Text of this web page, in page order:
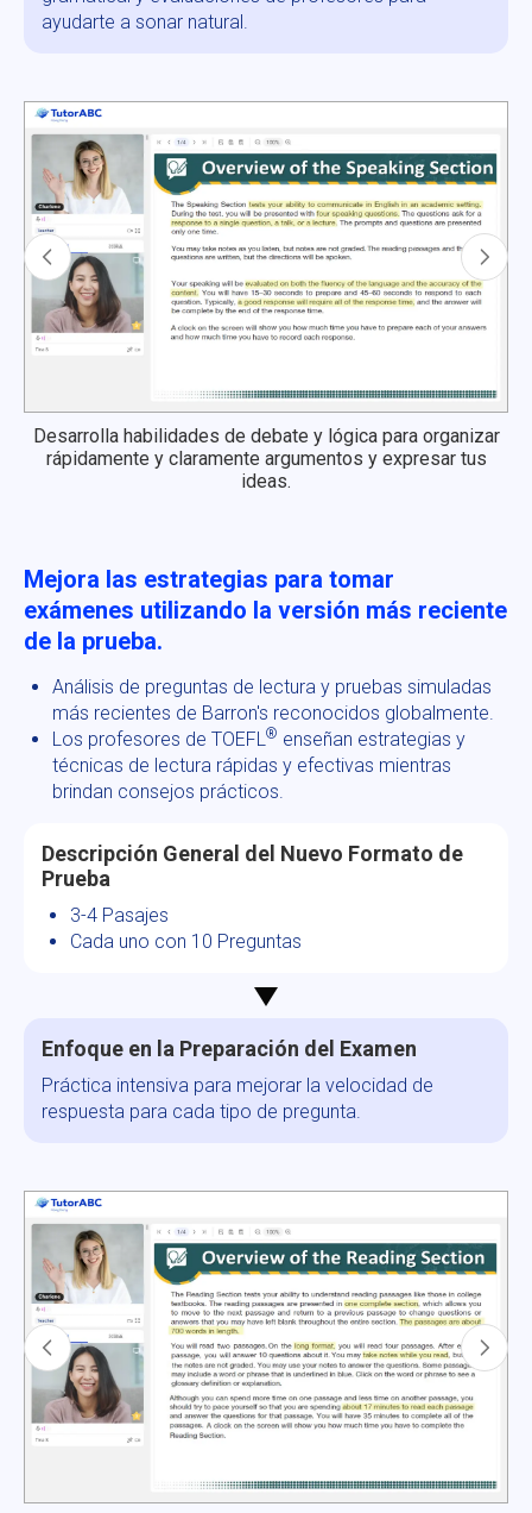
ayudarte a sonar natural.
Desarrolla habilidades de debate y lógica para organizar
rápidamente y claramente argumentos y expresar tus
ideas.
Mejora las estrategias para tomar
exámenes utilizando la versión más reciente
de la prueba.
Análisis de preguntas de lectura y pruebas simuladas
más recientes de Barron's reconocidos globalmente.
Los profesores de TOEFL® enseñan estrategias y
técnicas de lectura rápidas y efectivas mientras
brindan consejos prácticos.
Descripción General del Nuevo Formato de
Prueba
3-4 Pasajes
Cada uno con 10 Preguntas
Enfoque en la Preparación del Examen
Práctica intensiva para mejorar la velocidad de
respuesta para cada tipo de pregunta.